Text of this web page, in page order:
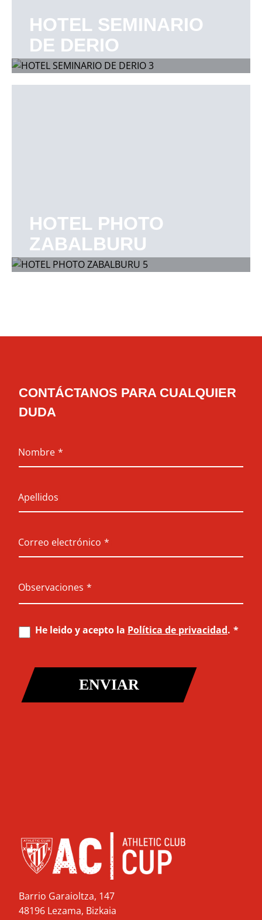
HOTEL SEMINARIO
DE DERIO
HOTEL PHOTO
ZABALBURU
Barrio Garaioltza, 147
48196 Lezama, Bizkaia
CONTÁCTANOS PARA CUALQUIER
DUDA
Nombre *
Apellidos
Correo electrónico *
Observaciones *
He leido y acepto la Política de privacidad. *
ENVIAR